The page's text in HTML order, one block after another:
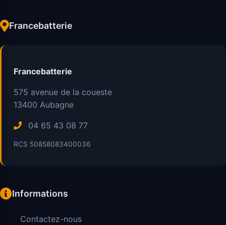
Francebatterie
Francebatterie
575 avenue de la coueste
13400 Aubagne
04 65 43 08 77
RCS 50858083400036
Informations
Contactez-nous